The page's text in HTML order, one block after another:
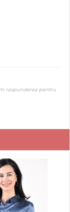
raspunderea pentru